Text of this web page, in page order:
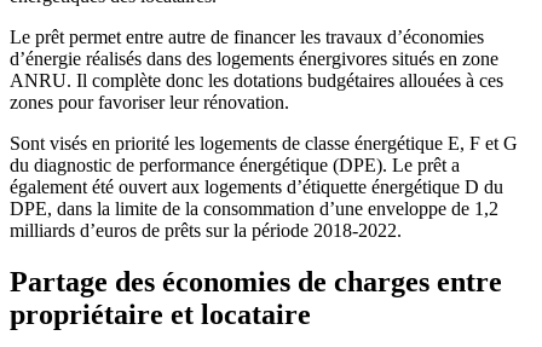
Le prêt permet entre autre de financer les travaux d’économies
d’énergie réalisés dans des logements énergivores situés en zone
ANRU. Il complète donc les dotations budgétaires allouées à ces
zones pour favoriser leur rénovation.
Sont visés en priorité les logements de classe énergétique E, F et G
du diagnostic de performance énergétique (DPE). Le prêt a
également été ouvert aux logements d’étiquette énergétique D du
DPE, dans la limite de la consommation d’une enveloppe de 1,2
milliards d’euros de prêts sur la période 2018-2022.
Partage des économies de charges entre
propriétaire et locataire